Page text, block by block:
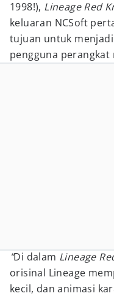
1998!), Lineage Red
keluaran NCSoft
tujuan untuk
pengguna perangkat
"Di dalam Lineage
orisinal Lineage
kecil, dan animasi